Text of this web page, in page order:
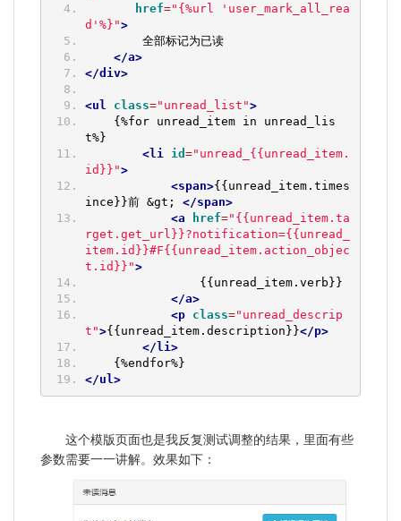
href="{%url 'user_mark_all_rea
d'%}">
全部标记为已读
</a>
</div>
<ul class="unread_list">
{%for unread_item in unread_lis
t%}
<li
id ="unread_{{unread_item.
id}}">
<span>{{unread_item.times
ince}}前 &gt; </span>
<a
href="{{unread_item.ta
rget.get_url}}?notification={{unread_
item.id}}#F{{unread_item.action_objec
t.id}}">
{{unread_item.verb}}
</a>
<p
class="unread_descrip
t">{{unread_item.description}}</p>
</li>
{%endfor%}
</ul>
这个模版页面也是我反复测试调整的结果，里面有些
参数需要一一讲解。效果如下：